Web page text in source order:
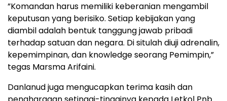
”Komandan harus memiliki keberanian mengambil
keputusan yang berisiko. Setiap kebijakan yang
diambil adalah bentuk tanggung jawab pribadi
terhadap satuan dan negara. Di situlah diuji adrenalin,
kepemimpinan, dan knowledge seorang Pemimpin,”
tegas Marsma Arifaini.
Danlanud juga mengucapkan terima kasih dan